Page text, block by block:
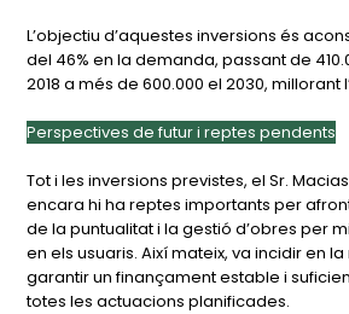
L’objectiu d’aquestes inversions és
del 46% en la demanda, passant de
2018 a més de 600.000 el 2030, millorant
Perspectives de futur i reptes pendents
Tot i les inversions previstes, el Sr.
encara hi ha reptes importants per
de la puntualitat i la gestió d’obres per
en els usuaris. Així mateix, va incidir en
garantir un finançament estable i
totes les actuacions planificades.